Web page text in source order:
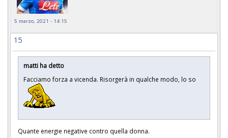
5 marzo, 2021 - 14:15
15
matti ha detto
Facciamo forza a vicenda. Risorgerà in qualche modo, lo so
Quante energie negative contro quella donna.